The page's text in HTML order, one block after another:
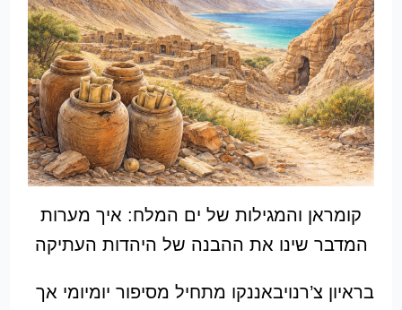
קומראן והמגילות של ים המלח: איך מערות
המדבר שינו את ההבנה של היהדות העתיקה
בראיון צ’רנויבאננקו מתחיל מסיפור יומיומי אך